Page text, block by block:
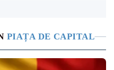
PIAȚA DE CAPITAL